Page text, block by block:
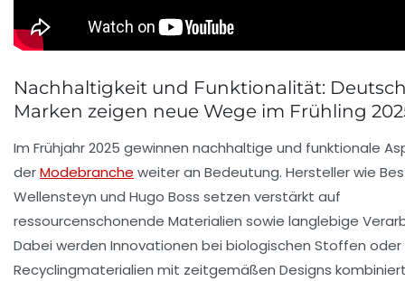
Nachhaltigkeit und Funktionalität:
Marken zeigen neue Wege im Frühling
Im Frühjahr 2025 gewinnen nachhaltige und funktionale
derModebranche weiter an Bedeutung. Hersteller wie
Wellensteyn und Hugo Boss setzen verstärkt auf
ressourcenschonende Materialien sowie langlebige
Dabei werden Innovationen bei biologischen Stoffen oder
Recyclingmaterialien mit zeitgemäßen Designs